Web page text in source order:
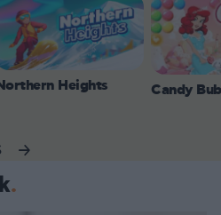
Heights Candy